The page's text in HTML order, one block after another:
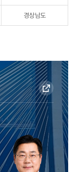
경상남도